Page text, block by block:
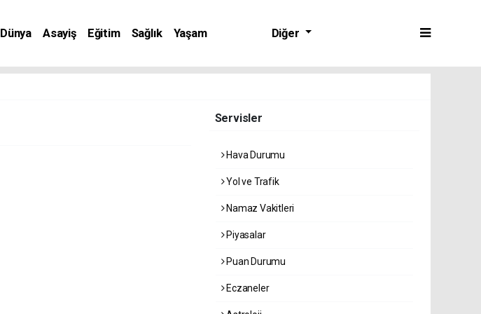
Dünya Asayiş Eğitim Sağlık
Yaşam
Diğer
Servisler
Hava Durumu
Yol ve Trafik
Namaz Vakitleri
Piyasalar
Puan Durumu
Eczaneler